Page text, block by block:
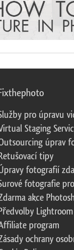
Fixthephoto
pro úpravu
Staging
úprav
Retušovací tipy
fotografií
fotografie
akce
Předvolby
program
ochrany